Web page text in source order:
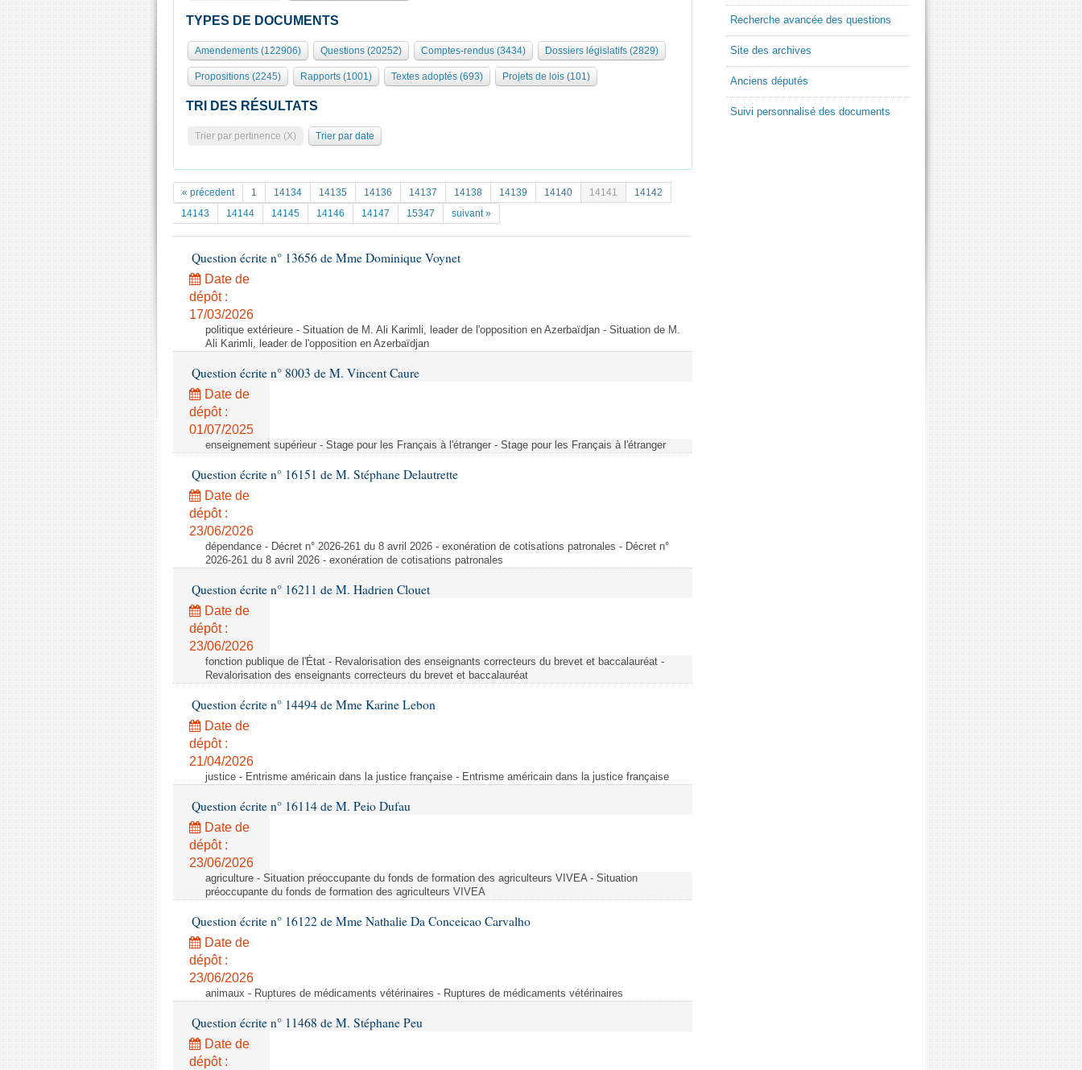
TYPES DE DOCUMENTS
Amendements (122906) Questions (20252) Comptes-rendus (3434) Dossiers législatifs (2829)
Propositions (2245) Rapports (1001) Textes adoptés (693) Projets de lois (101)
TRI DES RÉSULTATS
Trier par pertinence (X) Trier par date
« précedent 1 14134 14135 14136 14137 14138 14139 14140 14141
14142
14143
14144 14145 14146 14147 15347 suivant »
Question écrite n° 13656 de Mme Dominique Voynet
Date de
dépôt :
17/03/2026
politique extérieure - Situation de M. Ali Karimli, leader de l'opposition en Azerbaïdjan - Situation de M.
Ali Karimli, leader de l'opposition en Azerbaïdjan
Question écrite n° 8003 de M. Vincent Caure
Date de
dépôt :
01/07/2025
enseignement supérieur - Stage pour les Français à l'étranger - Stage pour les Français à l'étranger
Question écrite n° 16151 de M. Stéphane Delautrette
Date de
dépôt :
23/06/2026
dépendance - Décret n° 2026-261 du 8 avril 2026 - exonération de cotisations patronales - Décret n°
2026-261 du 8 avril 2026 - exonération de cotisations patronales
Question écrite n° 16211 de M. Hadrien Clouet
Date de
dépôt :
23/06/2026
fonction publique de l'État - Revalorisation des enseignants correcteurs du brevet et baccalauréat -
Revalorisation des enseignants correcteurs du brevet et baccalauréat
Question écrite n° 14494 de Mme Karine Lebon
Date de
dépôt :
21/04/2026
justice - Entrisme américain dans la justice française - Entrisme américain dans la justice française
Question écrite n° 16114 de M. Peio Dufau
Date de
dépôt :
23/06/2026
agriculture - Situation préoccupante du fonds de formation des agriculteurs VIVEA - Situation
préoccupante du fonds de formation des agriculteurs VIVEA
Question écrite n° 16122 de Mme Nathalie Da Conceicao Carvalho
Date de
dépôt :
23/06/2026
animaux - Ruptures de médicaments vétérinaires - Ruptures de médicaments vétérinaires
Question écrite n° 11468 de M. Stéphane Peu
Date de
dépôt :
Recherche avancée des questions
Site des archives
Anciens députés
Suivi personnalisé des documents